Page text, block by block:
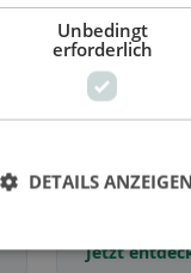
🥕
Fleischlose
Jetzt
Unbedingt
erforderlich
DETAILS ANZEIGEN